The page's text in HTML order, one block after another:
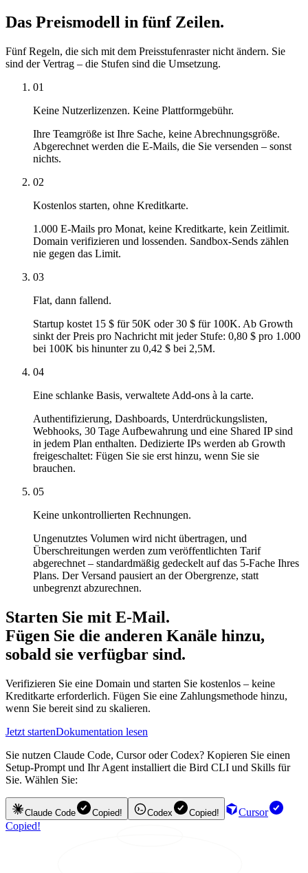
Das Preismodell in fünf Zeilen.
Fünf Regeln, die sich mit dem Preisstufenraster nicht ändern. Sie
sind der Vertrag – die Stufen sind die Umsetzung.
01
Keine Nutzerlizenzen. Keine Plattformgebühr.
Ihre Teamgröße ist Ihre Sache, keine Abrechnungsgröße.
Abgerechnet werden die E-Mails, die Sie versenden – sonst
nichts.
02
Kostenlos starten, ohne Kreditkarte.
1.000 E-Mails pro Monat, keine Kreditkarte, kein Zeitlimit.
Domain verifizieren und lossenden. Sandbox-Sends zählen
nie gegen das Limit.
03
Flat, dann fallend.
Startup kostet 15 $ für 50K oder 30 $ für 100K. Ab Growth
sinkt der Preis pro Nachricht mit jeder Stufe: 0,80 $ pro 1.000
bei 100K bis hinunter zu 0,42 $ bei 2,5M.
04
Eine schlanke Basis, verwaltete Add-ons à la carte.
Authentifizierung, Dashboards, Unterdrückungslisten,
Webhooks, 30 Tage Aufbewahrung und eine Shared IP sind
in jedem Plan enthalten. Dedizierte IPs werden ab Growth
freigeschaltet: Fügen Sie sie erst hinzu, wenn Sie sie
brauchen.
05
Keine unkontrollierten Rechnungen.
Ungenutztes Volumen wird nicht übertragen, und
Überschreitungen werden zum veröffentlichten Tarif
abgerechnet – standardmäßig gedeckelt auf das 5-Fache Ihres
Plans. Der Versand pausiert an der Obergrenze, statt
unbegrenzt abzurechnen.
Starten Sie mit E-Mail.
Fügen Sie die anderen Kanäle hinzu,
sobald sie verfügbar sind.
Verifizieren Sie eine Domain und starten Sie kostenlos – keine
Kreditkarte erforderlich. Fügen Sie eine Zahlungsmethode hinzu,
wenn Sie bereit sind zu skalieren.
Jetzt startenDokumentation lesen
Sie nutzen Claude Code, Cursor oder Codex? Kopieren Sie einen
Setup-Prompt und Ihr Agent installiert die Bird CLI und Skills für
Sie. Wählen Sie:
Claude Code Copied! Codex Copied!
Cursor
Copied!